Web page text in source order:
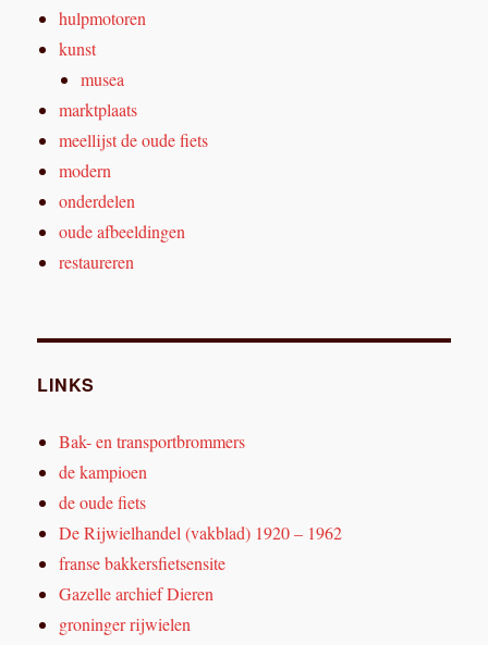
hulpmotoren
kunst
musea
marktplaats
meellijst de oude fiets
modern
onderdelen
oude afbeeldingen
restaureren
LINKS
Bak- en transportbrommers
de kampioen
de oude fiets
De Rijwielhandel (vakblad) 1920 – 1962
franse bakkersfietsensite
Gazelle archief Dieren
groninger rijwielen